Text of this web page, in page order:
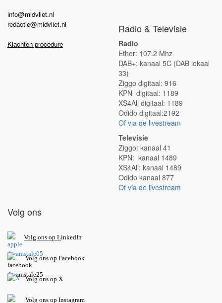
info@midvliet.nl
redactie@midvliet.nl
Klachten procedure
Radio & Televisie
Radio
Ether: 107.2 Mhz
DAB+: kanaal 5C (DAB lokaal
33)
Ziggo digitaal: 916
KPN digitaal: 1189
XS4All digitaal: 1189
Odido digitaal:2192
Of via de livestream
Televisie
Ziggo: kanaal 41
KPN: kanaal 1489
XS4All: kanaal 1489
Odido kanaal 877
Of via de livestream
Volg ons
Volg ons op LinkedIn
Volg ons op Facebook
Volg ons op X
Volg ons op Instagram